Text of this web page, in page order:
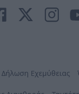
Δήλωση Εχεμύθειας